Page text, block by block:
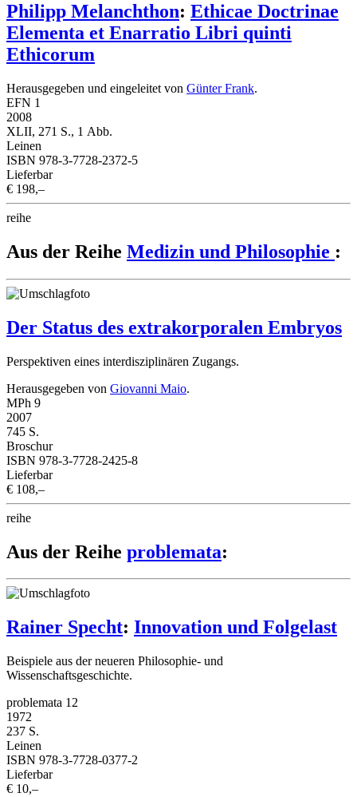
Philipp Melanchthon: Ethicae Doctrinae
Elementa et Enarratio Libri quinti
Ethicorum
Herausgegeben und eingeleitet von Günter Frank.
EFN 1
2008
XLII, 271 S., 1 Abb.
Leinen
ISBN 978-3-7728-2372-5
Lieferbar
€ 198,–
reihe
Aus der Reihe Medizin und Philosophie :
Der Status des extrakorporalen Embryos
Perspektiven eines interdisziplinären Zugangs.
Herausgegeben von Giovanni Maio.
MPh 9
2007
745 S.
Broschur
ISBN 978-3-7728-2425-8
Lieferbar
€ 108,–
reihe
Aus der Reihe problemata:
Rainer Specht: Innovation und Folgelast
Beispiele aus der neueren Philosophie- und
Wissenschaftsgeschichte.
problemata 12
1972
237 S.
Leinen
ISBN 978-3-7728-0377-2
Lieferbar
€ 10,–